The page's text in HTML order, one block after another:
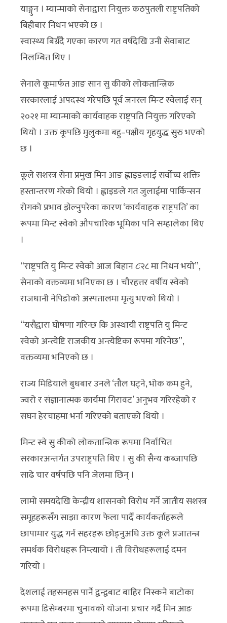
याङ्गुन । म्यान्माको सेनाद्वारा नियुक्त कठपुतली राष्ट्रपतिको
बिहीबार निधन भएको छ ।
स्वास्थ्य बिग्रँदै गएका कारण गत वर्षदेखि उनी सेवाबाट
निलम्बित थिए ।
सेनाले कूमार्फत आङ सान सु कीको लोकतान्त्रिक
सरकारलाई अपदस्थ गरेपछि पूर्व जनरल मिन्ट स्वेलाई सन्
२०२१ मा म्यान्माको कार्यवाहक राष्ट्रपति नियुक्त गरिएको
थियो । उक्त कूपछि मुलुकमा बहु–पक्षीय गृहयुद्ध सुरु भएको
छ ।
कूले सशस्त्र सेना प्रमुख मिन आङ ह्लाइङलाई सर्वोच्च शक्ति
हस्तान्तरण गरेको थियो । ह्लाइङले गत जुलाईमा पार्किन्सन
रोगको प्रभाव झेल्नुपरेका कारण ‘कार्यवाहक राष्ट्रपति’ का
रूपमा मिन्ट स्वेको औपचारिक भूमिका पनि सम्हालेका थिए
।
“राष्ट्रपति यु मिन्ट स्वेको आज बिहान ८ः२८ मा निधन भयो”,
सेनाको वक्तव्यमा भनिएका छ । चौरहत्तर वर्षीय स्वेको
राजधानी नेपिडोको अस्पतालमा मृत्यु भएको थियो ।
“यसैद्वारा घोषणा गरिन्छ कि अस्थायी राष्ट्रपति यु मिन्ट
स्वेको अन्त्येष्टि राजकीय अन्त्येष्टिका रूपमा गरिनेछ”,
वक्तव्यमा भनिएको छ ।
राज्य मिडियाले बुधबार उनले ‘तौल घट्ने, भोक कम हुने,
ज्वरो र संज्ञानात्मक कार्यमा गिरावट’ अनुभव गरिरहेको र
सघन हेरचाहमा भर्ना गरिएको बताएको थियो ।
मिन्ट स्वे सु कीको लोकतान्त्रिक रूपमा निर्वाचित
सरकारअन्तर्गत उपराष्ट्रपति थिए । सु की सैन्य कब्जापछि
साढे चार वर्षपछि पनि जेलमा छिन् ।
लामो समयदेखि केन्द्रीय शासनको विरोध गर्ने जातीय सशस्त्र
समूहहरूसँग साझा कारण फेला पार्दै कार्यकर्ताहरूले
छापामार युद्ध गर्न सहरहरू छोड्नुअघि उक्त कूले प्रजातन्त्र
समर्थक विरोधहरू निम्त्यायो । ती विरोधहरूलाई दमन
गरियो ।
देशलाई तहसनहस पार्ने द्वन्द्वबाट बाहिर निस्कने बाटोका
रूपमा डिसेम्बरमा चुनावको योजना प्रचार गर्दै मिन आङ